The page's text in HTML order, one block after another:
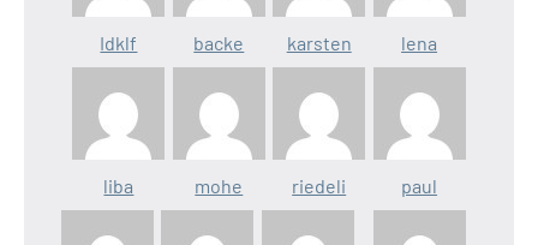
Idklf backe karsten lena
liba mohe riedeli paul